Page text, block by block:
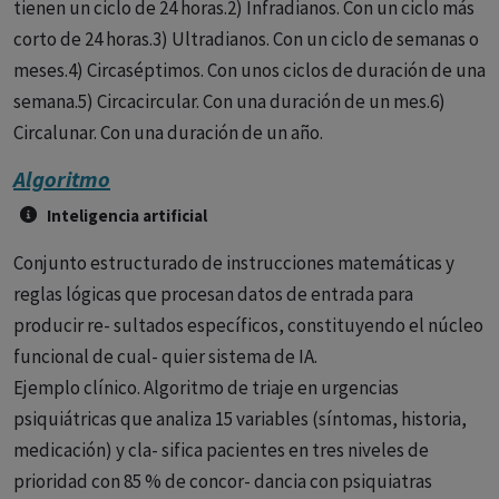
el ciclo es de 25 a 26 horas, cada 3 a 4 semanas coincide con
el del sueño aceptado socialmente, el resto de los días se
queja de insomnio o somnolencia diurna. 5) Ciclo irregular
de vigilia-sueño. En el desaparece el patrón circadiano. El
sueño aparece en bloques de 3 a 4 horas de duración. Existe
durante el día son frecuentes las siestas. Este ciclo
irregular es frecuente en el paciente con demencia senil.
tienen un ciclo de 24 horas.2) Infradianos. Con un ciclo más
corto de 24 horas.3) Ultradianos. Con un ciclo de semanas o
meses.4) Circaséptimos. Con unos ciclos de duración de una
semana.5) Circacircular. Con una duración de un mes.6)
Circalunar. Con una duración de un año.
Algoritmo
Inteligencia artificial
Conjunto estructurado de instrucciones matemáticas y
reglas lógicas que procesan datos de entrada para
producir re- sultados específicos, constituyendo el núcleo
funcional de cual- quier sistema de IA.
Ejemplo clínico. Algoritmo de triaje en urgencias
psiquiátricas que analiza 15 variables (síntomas, historia,
medicación) y cla- sifica pacientes en tres niveles de
prioridad con 85 % de concor- dancia con psiquiatras